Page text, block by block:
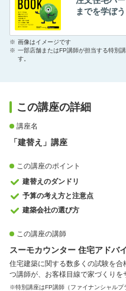
までを学ぼう
※ 画像はイメージです
※ 一部店舗またはFP講師が担当する特別
す。
この講座の詳細
講座名
「建替え」講座
この講座のポイント
建替えのダンドリ
予算の考え方と注意点
建築会社の選び方
この講座の講師
スーモカウンター 住宅アドバ
住宅建築に関する数多くの試験を
つ講師が、お客様目線で家づくりを
※特別講座はFP講師（ファイナンシャルプ